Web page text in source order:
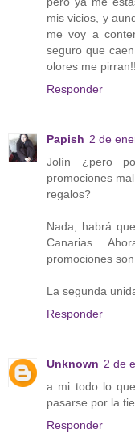
mis vicios, y
me voy a
seguro que
olores me
Responder
Papish 2 de
Jolín ¿pero
promociones
regalos?
Nada, habrá
Canarias...
promociones son
La segunda
Responder
Unknown 2 de
a mi todo lo
pasarse por la
Responder